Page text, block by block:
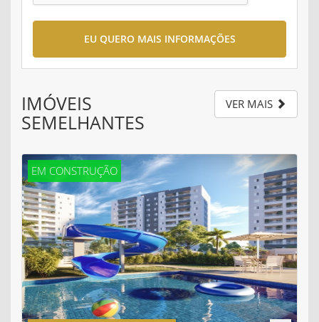
EU QUERO MAIS INFORMAÇÕES
IMÓVEIS
SEMELHANTES
VER MAIS
EM CONSTRUÇÃO